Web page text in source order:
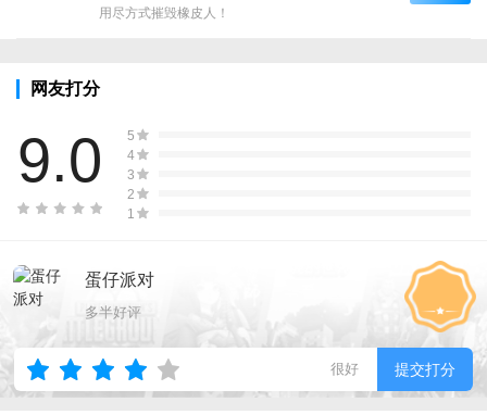
用尽方式摧毁橡皮人！
网友打分
9.0
5
4
3
2
1
蛋仔派对
多半好评
很好 提交打分